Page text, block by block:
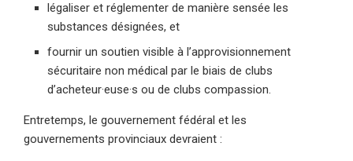
légaliser et réglementer de manière sensée les
substances désignées, et
fournir un soutien visible à l’approvisionnement
sécuritaire non médical par le biais de clubs
d’acheteur·euse·s ou de clubs compassion.
Entretemps, le gouvernement fédéral et les
gouvernements provinciaux devraient :